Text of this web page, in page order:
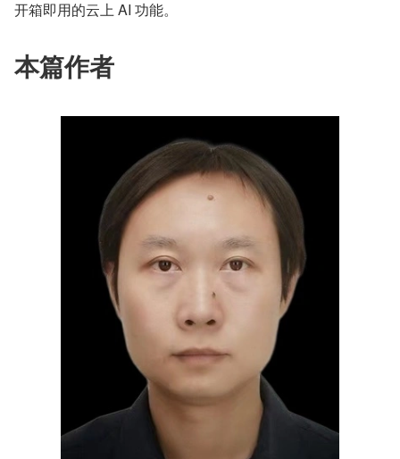
开箱即用的云上 AI 功能。
本篇作者